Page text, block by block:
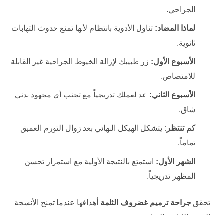
الجراحي.
لماذا المضاد: تناول الأدوية بانتظام لأنها تمنع حدوث التهابات
ثانوية.
الأسبوع الأول: زر طبيبك لإزالة الخيوط الجراحية غير القابلة
للامتصاص.
الأسبوع الثاني: عد لعملك تدريجياً مع تجنب أي مجهود بدني
شاق.
كم تنتظر: يتشكل الهيكل النهائي بعد زوال التورم العميق
تماماً.
الشهر الأول: استمتع بالنتيجة الأولية مع استمرار تحسن
المظهر تدريجياً.
تحقق جراحة ترميم غضروف الثلمة أهدافها عندما تمنح الأنسجة